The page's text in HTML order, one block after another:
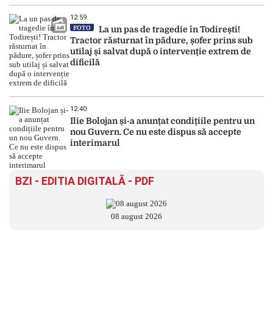
12:59
FOTO
La un pas de tragedie în Todirești!
Tractor răsturnat în pădure, șofer prins sub
utilaj și salvat după o intervenție extrem de
dificilă
12:40
Ilie Bolojan și-a anunțat condițiile pentru un
nou Guvern. Ce nu este dispus să accepte
interimarul
BZI - EDITIA DIGITALĂ - PDF
08 august 2026